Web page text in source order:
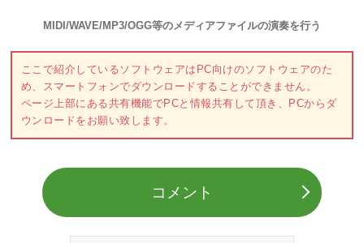
MIDI/WAVE/MP3/OGG等のメディアファイルの演奏を行う
ここで紹介しているソフトウェアはPC向けのソフトウェアのた
め、スマートフォンでダウンロードすることができません。
ページ上部にある共有機能でPCと情報共有して頂き、PCからダ
ウンロードをお願い致します。
コメント